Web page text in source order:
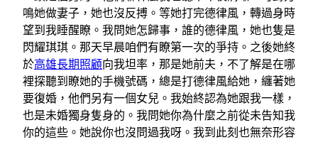
鳴她做妻子，她也沒反搏。等她打完德律風，轉過身時
望到我睡醒瞭。我問她怎歸事，誰的德律風，她也隻是
閃耀琪琪。那天早晨咱們有瞭第一次的爭持。之後她終
於高雄長期照顧向我坦率，那是她前夫，不了解是在哪
裡探聽到瞭她的手機號碼，總是打德律風給她，纏著她
要復婚，他們另有一個女兒。我始終認為她跟我一樣，
也是未婚獨身隻身的。我問她你為什麼之前從未告知我
你的這些。她說你也沒問過我呀。我到此刻也無奈形容